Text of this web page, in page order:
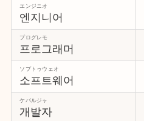
엔지니어
エンジニオ
프로그래머
プログレモ
소프트웨어
ソプトゥウェオ
개발자
ケバルジャ